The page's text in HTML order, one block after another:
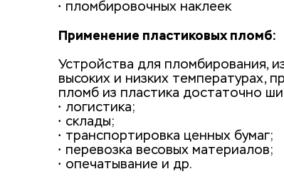
• пломбировочных наклеек
Применение пластиковых пломб:
Устройства для пломбирования,
высоких и низких температурах,
• логистика;
• склады;
• транспортировка ценных бумаг;
• перевозка весовых материалов;
• опечатывание и др.